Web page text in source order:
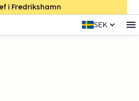
i Fredrikshamn
SEK